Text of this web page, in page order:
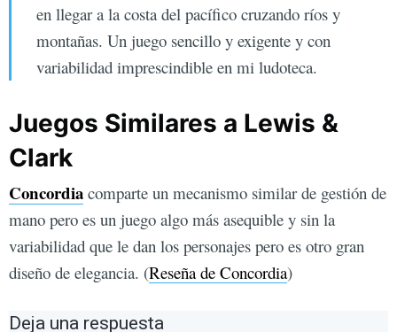
en llegar a la costa del pacífico cruzando ríos y
montañas. Un juego sencillo y exigente y con
variabilidad imprescindible en mi ludoteca.
Juegos Similares a Lewis &
Clark
Concordia comparte un mecanismo similar de gestión de
mano pero es un juego algo más asequible y sin la
variabilidad que le dan los personajes pero es otro gran
diseño de elegancia. (Reseña de Concordia)
Deja una respuesta